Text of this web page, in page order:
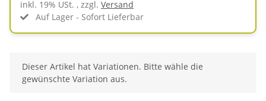
inkl. 19% USt. , zzgl. Versand
Auf Lager - Sofort Lieferbar
x
Dieser Artikel hat Variationen. Bitte wähle die
gewünschte Variation aus.